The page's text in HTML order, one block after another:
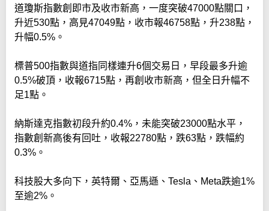
道瓊斯指數創即市及收市新高，一度突破47000點關口，
升近530點，高見47049點，收市報46758點，升238點，
升幅0.5%。
標普500指數與道指同樣連升6個交易日，早段最多升逾
0.5%破頂，收報6715點，再創收市新高，但全日升幅不
足1點。
納斯達克指數初段升約0.4%，未能突破23000點水平，
指數創新高後有回吐，收報22780點，跌63點，跌幅約
0.3%。
科技股大多向下，英特爾、亞馬遜、Tesla、Meta跌逾1%
至逾2%。